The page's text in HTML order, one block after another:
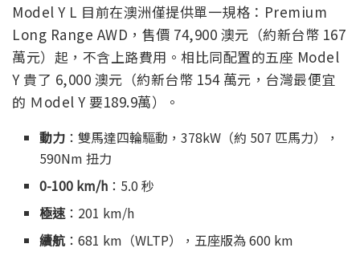
Model Y L 目前在澳洲僅提供單一規格：Premium
Long Range AWD，售價 74,900 澳元（約新台幣 167
萬元）起，不含上路費用。相比同配置的五座 Model
Y 貴了 6,000 澳元（約新台幣 154 萬元，台灣最便宜
的 Ｍodel Y 要189.9萬）。
動力 ：雙馬達四輪驅動，378kW（約 507 匹馬力），
590Nm 扭力
0-100 km/h ：5.0 秒
極速：201 km/h
續航：681 km（WLTP），五座版為 600 km